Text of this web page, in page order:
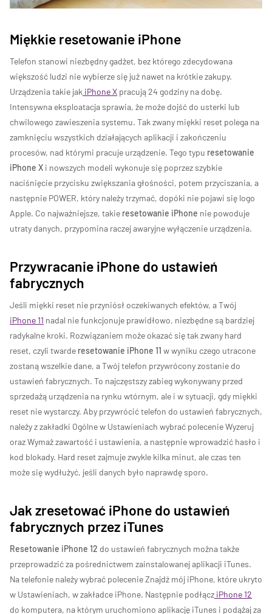
Miękkie resetowanie iPhone
Telefon stanowi niezbędny gadżet, bez którego zdecydowana
większość ludzi nie wybierze się już nawet na krótkie zakupy.
Urządzenia takie jak iPhone X pracują 24 godziny na dobę.
Intensywna eksploatacja sprawia, że może dojść do usterki lub
chwilowego zawieszenia systemu. Tak zwany miękki reset polega na
zamknięciu wszystkich działających aplikacji i zakończeniu
procesów, nad którymi pracuje urządzenie. Tego typu resetowanie
iPhone X i nowszych modeli wykonuje się poprzez szybkie
naciśnięcie przycisku zwiększania głośności, potem przyciszania, a
następnie POWER, który należy trzymać, dopóki nie pojawi się logo
Apple. Co najważniejsze, takie resetowanie iPhone nie powoduje
utraty danych, przypomina raczej awaryjne wyłączenie urządzenia.
Przywracanie iPhone do ustawień
fabrycznych
Jeśli miękki reset nie przyniósł oczekiwanych efektów, a Twój
iPhone 11 nadal nie funkcjonuje prawidłowo, niezbędne są bardziej
radykalne kroki. Rozwiązaniem może okazać się tak zwany hard
reset, czyli twarde resetowanie iPhone 11 w wyniku czego utracone
zostaną wszelkie dane, a Twój telefon przywrócony zostanie do
ustawień fabrycznych. To najczęstszy zabieg wykonywany przed
sprzedażą urządzenia na rynku wtórnym, ale i w sytuacji, gdy miękki
reset nie wystarczy. Aby przywrócić telefon do ustawień fabrycznych,
należy z zakładki Ogólne w Ustawieniach wybrać polecenie Wyzeruj
oraz Wymaż zawartość i ustawienia, a następnie wprowadzić hasło i
kod blokady. Hard reset zajmuje zwykle kilka minut, ale czas ten
może się wydłużyć, jeśli danych było naprawdę sporo.
Jak zresetować iPhone do ustawień
fabrycznych przez iTunes
Resetowanie iPhone 12 do ustawień fabrycznych można także
przeprowadzić za pośrednictwem zainstalowanej aplikacji iTunes.
Na telefonie należy wybrać polecenie Znajdź mój iPhone, które ukryto
w Ustawieniach, w zakładce iPhone. Następnie podłącz iPhone 12
do komputera, na którym uruchomiono aplikację iTunes i podążaj za